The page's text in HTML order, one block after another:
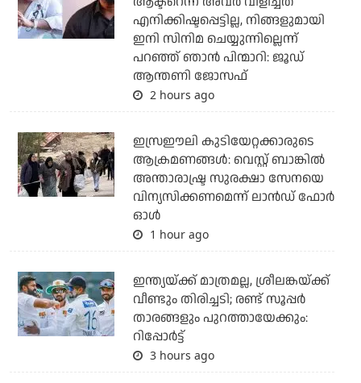
എനിക്കിഷ്ടപ്പെട്ടില്ല, നിങ്ങളുമായി
ഇനി സിനിമ ചെയ്യുന്നില്ലെന്ന്
പറഞ്ഞ് ഞാന്‍ പിന്മാറി: ജൂഡ്
ആന്തണി ജോസഫ്
2 hours ago
ഇസ്രഈലി കുടിയേറ്റക്കാരുടെ
ആക്രമണങ്ങള്‍: വെസ്റ്റ് ബാങ്കില്‍
അന്താരാഷ്ട്ര സുരക്ഷാ സേനയെ
വിന്യസിക്കണമെന്ന് ലാന്‍ഡ് ഫോര്‍
ഓള്‍
1 hour ago
ഇന്ത്യയ്ക്ക് മാത്രമല്ല, ശ്രീലങ്കയ്ക്ക്
വീണ്ടും തിരിച്ചടി; രണ്ട് സൂപ്പര്‍
താരങ്ങളും പുറത്തായേക്കും:
റിപ്പോര്‍ട്ട്
3 hours ago